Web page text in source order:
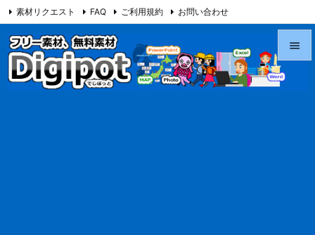

素材リクエスト FAQ ご利用規約 お問い合わせ
当サイト（Digipot.net）について